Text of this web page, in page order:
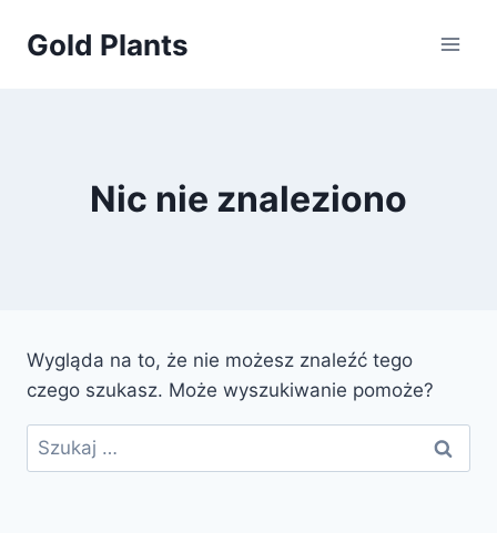
Gold Plants
Nic nie znaleziono
Wygląda na to, że nie możesz znaleźć tego
czego szukasz. Może wyszukiwanie pomoże?
Szukaj: